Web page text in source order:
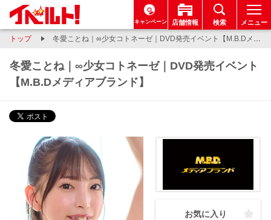
キャンペーン 店舗情報 検索 メニュー
トップ 冬愛ことね｜∞少女コトネーゼ｜DVD発売イベント【M.B.Dメディアブランド】
冬愛ことね｜∞少女コトネーゼ｜DVD発売イベント
【M.B.Dメディアブランド】
お気に入り